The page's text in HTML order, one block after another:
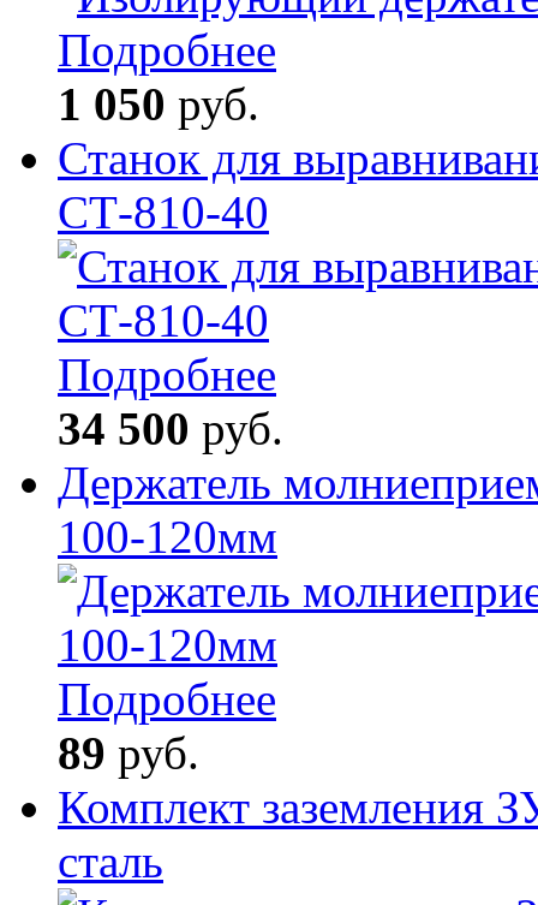
Подробнее
1 050 руб.
Станок для
СТ-810-40
Подробнее
34 500 руб.
Держатель
100-120мм
Подробнее
89 руб.
Комплект заземления
сталь